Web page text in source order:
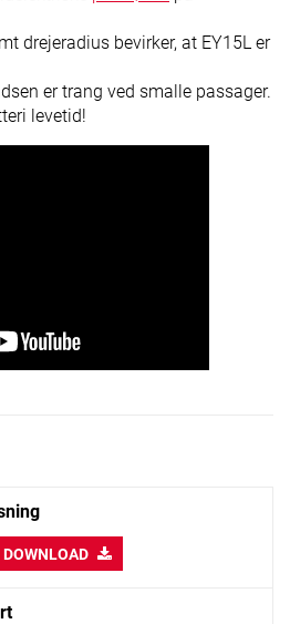
drejeradius bevirker, at EY15L er
er trang ved smalle passager.
levetid!
DOWNLOAD